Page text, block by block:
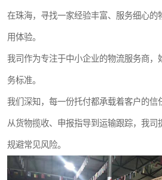
在珠海，寻找一家经验丰富、服务细心的
用体验。
我司作为专注于中小企业的物流服务商，
务标准。
我们深知，每一份托付都承载着客户的信
从货物揽收、申报指导到运输跟踪，我司
规避常见风险。